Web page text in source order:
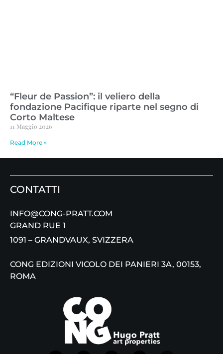
“Fleur de Passion”: il veliero della
fondazione Pacifique riparte nel segno di
Corto Maltese
11 Maggio 2026
Read More »
CONTATTI
INFO@CONG-PRATT.COM
GRAND RUE 1
1091 – GRANDVAUX, SVIZZERA
CONG EDIZIONI VICOLO DEI PANIERI 3A, 00153,
ROMA